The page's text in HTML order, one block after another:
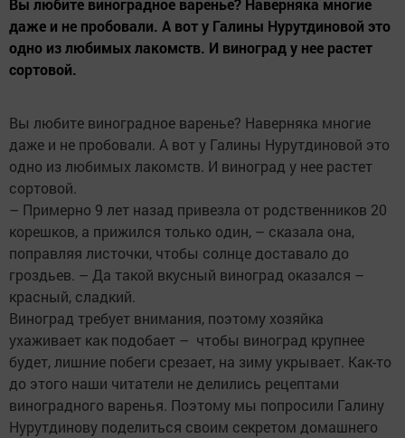
Вы любите виноградное варенье? Наверняка многие
даже и не пробовали. А вот у Галины Нурутдиновой это
одно из любимых лакомств. И виноград у нее растет
сортовой.
Вы любите виноградное варенье? Наверняка многие
даже и не пробовали. А вот у Галины Нурутдиновой это
одно из любимых лакомств. И виноград у нее растет
сортовой.
– Примерно 9 лет назад привезла от родственников 20
корешков, а прижился только один, – сказала она,
поправляя листочки, чтобы солнце доставало до
гроздьев. – Да такой вкусный виноград оказался –
красный, сладкий.
Виноград требует внимания, поэтому хозяйка
ухаживает как подобает – чтобы виноград крупнее
будет, лишние побеги срезает, на зиму укрывает. Как-то
до этого наши читатели не делились рецептами
виноградного варенья. Поэтому мы попросили Галину
Нурутдинову поделиться своим секретом домашнего